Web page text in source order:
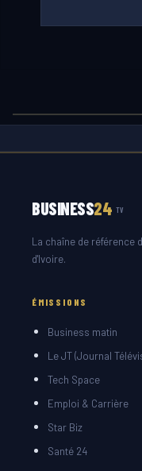
BUSINESS24 TV
La chaîne de référence
d'Ivoire.
ÉMISSIONS
Business matin
Le JT (Journal
Tech Space
Emploi & Carrière
Star Biz
Santé 24